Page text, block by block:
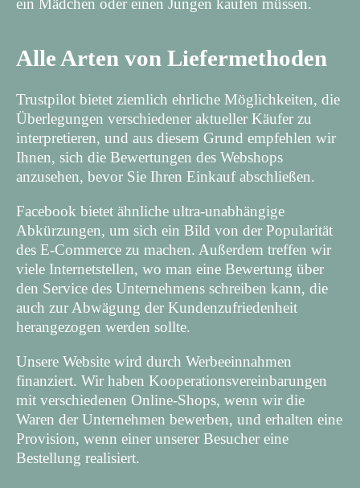
Alle Arten von Liefermethoden
Trustpilot bietet ziemlich ehrliche Möglichkeiten, die
Überlegungen verschiedener aktueller Käufer zu
interpretieren, und aus diesem Grund empfehlen wir
Ihnen, sich die Bewertungen des Webshops
anzusehen, bevor Sie Ihren Einkauf abschließen.
Facebook bietet ähnliche ultra-unabhängige
Abkürzungen, um sich ein Bild von der Popularität
des E-Commerce zu machen. Außerdem treffen wir
viele Internetstellen, wo man eine Bewertung über
den Service des Unternehmens schreiben kann, die
auch zur Abwägung der Kundenzufriedenheit
herangezogen werden sollte.
Unsere Website wird durch Werbeeinnahmen
finanziert. Wir haben Kooperationsvereinbarungen
mit verschiedenen Online-Shops, wenn wir die
Waren der Unternehmen bewerben, und erhalten eine
Provision, wenn einer unserer Besucher eine
Bestellung realisiert.